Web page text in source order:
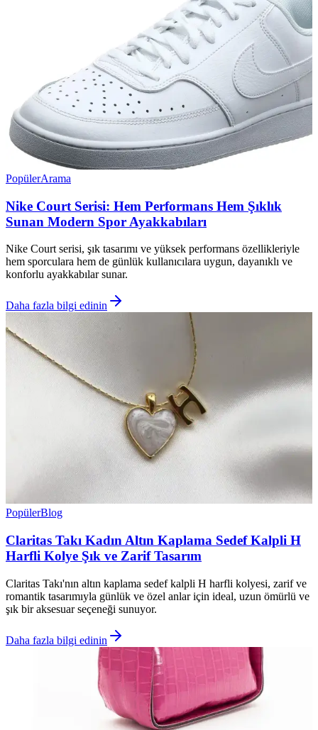
PopülerArama
Nike Court Serisi: Hem Performans Hem Şıklık
Sunan Modern Spor Ayakkabıları
Nike Court serisi, şık tasarımı ve yüksek performans özellikleriyle
hem sporculara hem de günlük kullanıcılara uygun, dayanıklı ve
konforlu ayakkabılar sunar.
Daha fazla bilgi edinin
PopülerBlog
Claritas Takı Kadın Altın Kaplama Sedef Kalpli H
Harfli Kolye Şık ve Zarif Tasarım
Claritas Takı'nın altın kaplama sedef kalpli H harfli kolyesi, zarif ve
romantik tasarımıyla günlük ve özel anlar için ideal, uzun ömürlü ve
şık bir aksesuar seçeneği sunuyor.
Daha fazla bilgi edinin